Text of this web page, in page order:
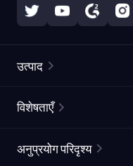
उत्पाद
स्थैतिक रेज़िडेंशियल प्रॉक्सीज़
विशेषताएँ
प्रॉक्सी चेकर
अनुप्रयोग परिदृश्य